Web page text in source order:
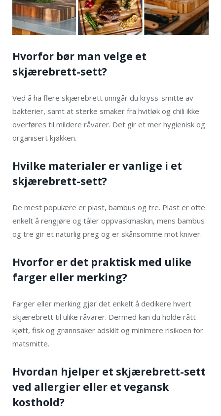
Hvorfor bør man velge et
skjærebrett-sett?
Ved å ha flere skjærebrett unngår du kryss-smitte av
bakterier, samt at sterke smaker fra hvitløk og chili ikke
overføres til mildere råvarer. Det gir et mer hygienisk og
organisert kjøkken.
Hvilke materialer er vanlige i et
skjærebrett-sett?
De mest populære er plast, bambus og tre. Plast er ofte
enkelt å rengjøre og tåler oppvaskmaskin, mens bambus
og tre gir et naturlig preg og er skånsomme mot kniver.
Hvorfor er det praktisk med ulike
farger eller merking?
Farger eller merking gjør det enkelt å dedikere hvert
skjærebrett til ulike råvarer. Dermed kan du holde rått
kjøtt, fisk og grønnsaker adskilt og minimere risikoen for
matsmitte.
Hvordan hjelper et skjærebrett-sett
ved allergier eller et vegansk
kosthold?